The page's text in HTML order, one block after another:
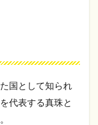
国として知られ
代表する真珠と